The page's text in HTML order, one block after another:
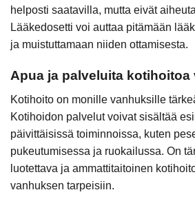
helposti saatavilla, mutta eivät
Lääkedosetti voi auttaa pitämään
ja muistuttamaan niiden ottamisesta.
Apua ja palveluita kotihoitoa
Kotihoito on monille vanhuksille
Kotihoidon palvelut voivat sisältää
päivittäisissä toiminnoissa, kuten
pukeutumisessa ja ruokailussa. On
luotettava ja ammattitaitoinen
vanhuksen tarpeisiin.